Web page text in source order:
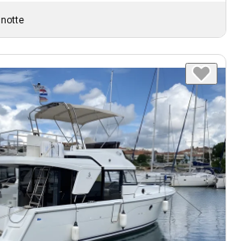
notte